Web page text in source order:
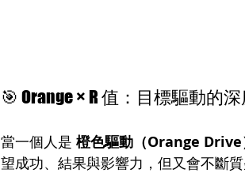
🎯 Orange × R 值：目標驅動的
當一個人是 橙色驅動（Orange Drive
望成功、結果與影響力，但又會不斷